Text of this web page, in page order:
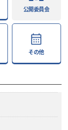
公開委員会
その他